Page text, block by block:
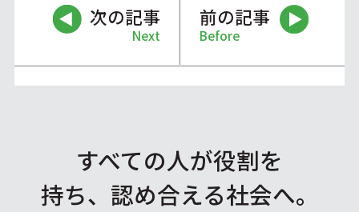
次の記事
Next
前の記事
Before
すべての人が役割を
持ち、認め合える社会へ。